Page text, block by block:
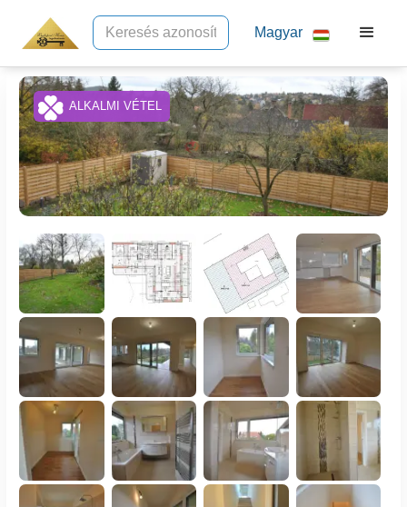
Magyar
ALKALMI VÉTEL